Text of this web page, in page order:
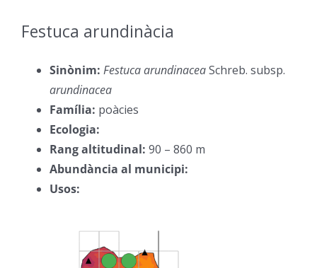
Festuca arundinàcia
Sinònim: Festuca arundinaceaSchreb. subsp.
arundinacea
Família: poàcies
Ecologia:
Rang altitudinal: 90 – 860 m
Abundància al municipi:
Usos: